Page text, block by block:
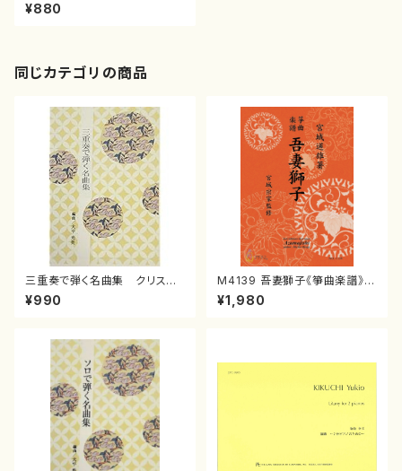
¥880
同じカテゴリの商品
三重奏で弾く名曲集 クリスマ
スメドレー( 箏2/大平光美 編
曲/楽譜）
¥990
M4139 吾妻獅子《箏曲楽譜》
（箏/宮城道雄著・宮城宗家監修/
箏曲古典楽譜）
¥1,980